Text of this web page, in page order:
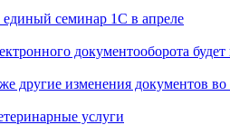
семинар 1С в апреле
документооборота
другие изменения документов во
услуги